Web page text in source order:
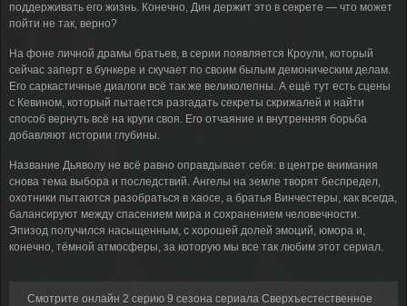
поддерживать его жизнь. Конечно, Дин держит это в секрете — что может
пойти не так, верно?
На фоне личной драмы братьев, в серии появляется Кроули, который
сейчас заперт в бункере и скучает по своим былым демоническим делам.
Его саркастичные диалоги всё так же великолепны. А ещё тут есть сцены
с Кевином, который пытается разгадать секреты скрижалей и найти
способ вернуть всё на круги своя. Его отчаяние и внутренняя борьба
добавляют истории глубины.
Название Дьяволу не всё равно оправдывает себя: в центре внимания
снова тема выбора и последствий. Ангелы на земле творят беспредел,
охотники пытаются разобраться в хаосе, а братья Винчестеры, как всегда,
балансируют между спасением мира и сохранением человечности.
Эпизод получился насыщенным, с хорошей долей эмоций, юмора и,
конечно, тёмной атмосферы, за которую мы все так любим этот сериал.
Смотрите онлайн 2 серию 9 сезона сериала Сверхъестественное